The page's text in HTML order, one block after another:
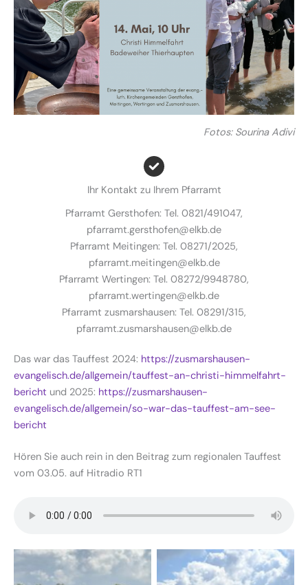
Fotos: Sourina Adivi
Ihr Kontakt zu Ihrem Pfarramt
Pfarramt Gersthofen: Tel. 0821/491047,
pfarramt.gersthofen@elkb.de
Pfarramt Meitingen: Tel. 08271/2025,
pfarramt.meitingen@elkb.de
Pfarramt Wertingen: Tel. 08272/9948780,
pfarramt.wertingen@elkb.de
Pfarramt zusmarshausen: Tel. 08291/315,
pfarramt.zusmarshausen@elkb.de
Das war das Tauffest 2024: https://zusmarshausen-
evangelisch.de/allgemein/tauffest-an-christi-himmelfahrt-
bericht und 2025: https://zusmarshausen-
evangelisch.de/allgemein/so-war-das-tauffest-am-see-
bericht
Hören Sie auch rein in den Beitrag zum regionalen Tauffest
vom 03.05. auf Hitradio RT1